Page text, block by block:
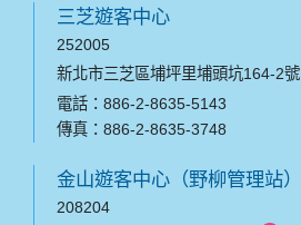
三芝遊客中心
252005
新北市三芝區埔坪里埔頭坑164-2號
電話：886-2-8635-5143
傳真：886-2-8635-3748
金山遊客中心（野柳管理站）
208204